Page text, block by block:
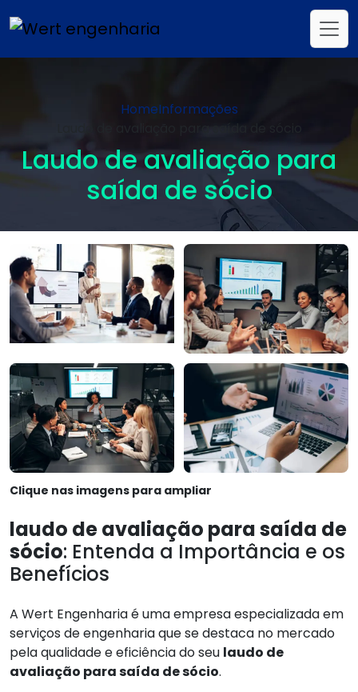
HomeInformações
Laudo de avaliação para
saída de sócio
Clique nas imagens para ampliar
laudo de avaliação para saída de
sócio: Entenda a Importância e os
Benefícios
A Wert Engenharia é uma empresa especializada em
serviços de engenharia que se destaca no mercado
pela qualidade e eficiência do seu laudo de
avaliação para saída de sócio.